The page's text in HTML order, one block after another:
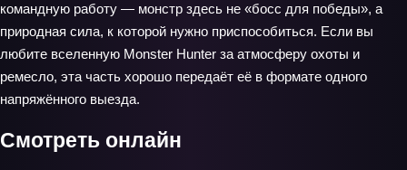
командную работу — монстр здесь не «босс для победы», а
природная сила, к которой нужно приспособиться. Если вы
любите вселенную Monster Hunter за атмосферу охоты и
ремесло, эта часть хорошо передаёт её в формате одного
напряжённого выезда.
Смотреть онлайн